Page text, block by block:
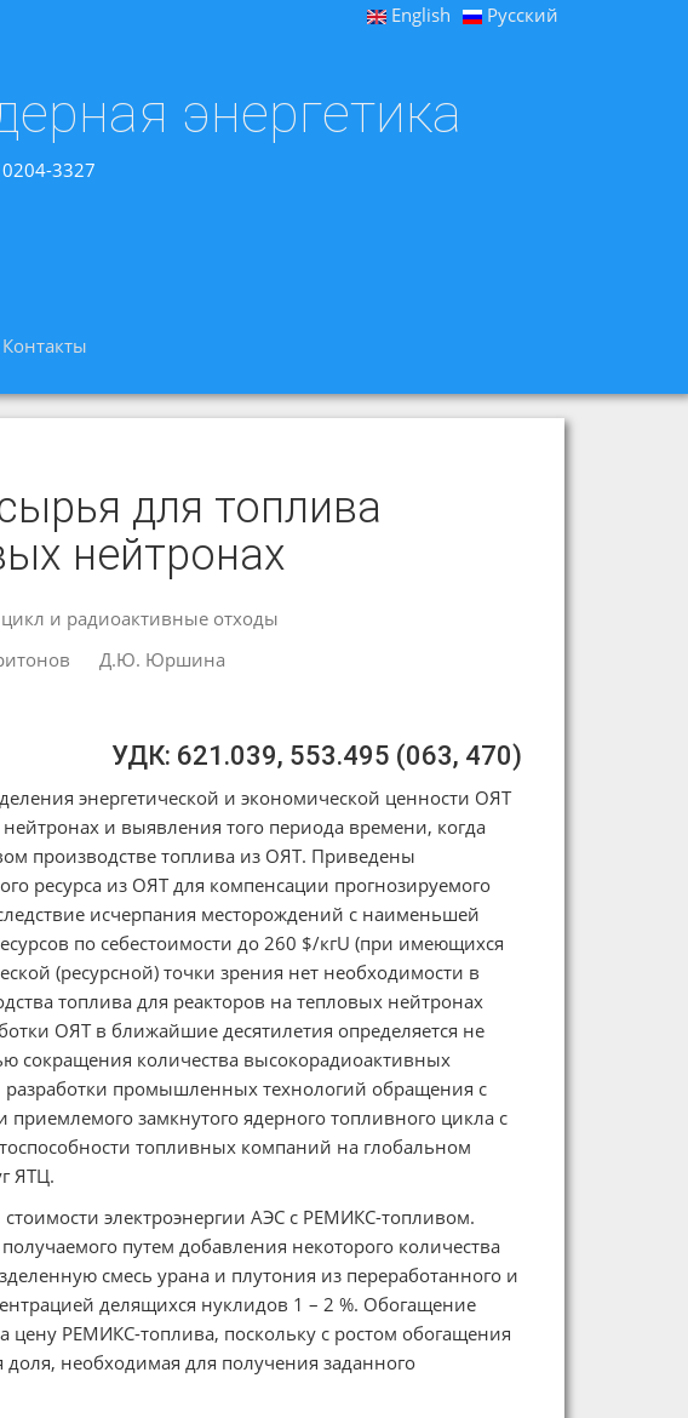
English Русский
энергетика
3327
Контакты
для топлива
нейтронах
и радиоактивные отходы
Д.Ю. Юршина
УДК: 621.039, 553.495 (063, 470)
энергетической и экономической ценности ОЯТ
и выявления того периода времени, когда
производстве топлива из ОЯТ. Приведены
ресурса из ОЯТ для компенсации прогнозируемого
исчерпания месторождений с наименьшей
по себестоимости до 260 $/кгU (при имеющихся
(ресурсной) точки зрения нет необходимости в
топлива для реакторов на тепловых нейтронах
ОЯТ в ближайшие десятилетия определяется не
сокращения количества высокорадиоактивных
разработки промышленных технологий обращения с
замкнутого ядерного топливного цикла с
топливных компаний на глобальном
ЯТЦ.
электроэнергии АЭС с РЕМИКС-топливом.
путем добавления некоторого количества
смесь урана и плутония из переработанного и
делящихся нуклидов 1 – 2 %. Обогащение
цену РЕМИКС-топлива, поскольку с ростом обогащения
доля, необходимая для получения заданного